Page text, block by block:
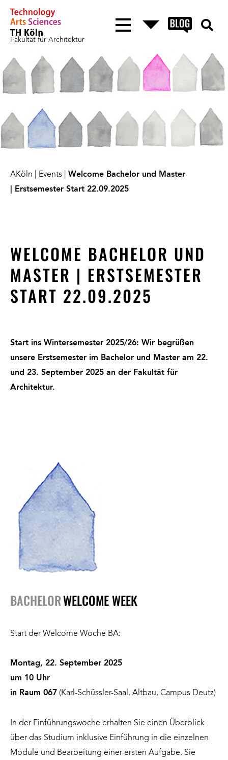
Fakultät für Architektur
AKöln Events
Welcome Bachelor und Master
| Erstsemester Start 22.09.2025
WELCOME BACHELOR UND
MASTER | ERSTSEMESTER
START 22.09.2025
Start ins Wintersemester 2025/26: Wir begrüßen
unsere Erstsemester im Bachelor und Master am 22.
und 23. September 2025 an der Fakultät für
Architektur.
BACHELORWELCOME WEEK
Start der Welcome Woche BA:
Montag, 22. September 2025
um 10 Uhr
in Raum 067 (Karl-Schüssler-Saal, Altbau, Campus Deutz)
In der Einführungswoche erhalten Sie einen Überblick
über das Studium inklusive Einführung in die einzelnen
Module und Bearbeitung einer ersten Aufgabe. Sie